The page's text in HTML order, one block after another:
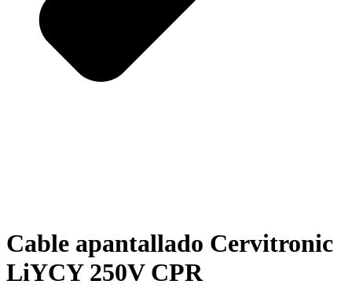
Cable apantallado Cervitronic
LiYCY 250V CPR